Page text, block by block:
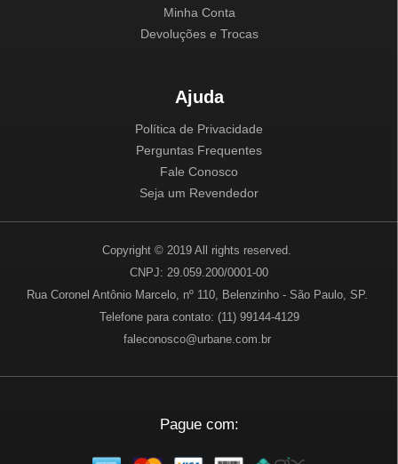
Minha Conta
Devoluções e Trocas
Ajuda
Política de Privacidade
Perguntas Frequentes
Fale Conosco
Seja um Revendedor
Copyright © 2019 All rights reserved.
CNPJ: 29.059.200/0001-00
Rua Coronel Antônio Marcelo, nº 110, Belenzinho - São Paulo, SP.
Telefone para contato: (11) 99144-4129
faleconosco@urbane.com.br
Pague com: